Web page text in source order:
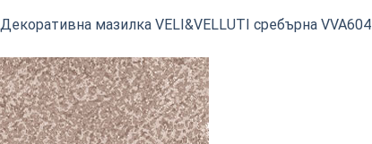
Декоративна мазилка VELI&VELLUTI сребърна VVA604